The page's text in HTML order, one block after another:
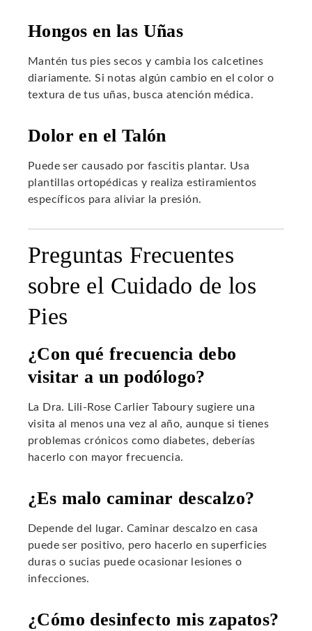
Hongos en las Uñas
Mantén tus pies secos y cambia los calcetines
diariamente. Si notas algún cambio en el color o
textura de tus uñas, busca atención médica.
Dolor en el Talón
Puede ser causado por fascitis plantar. Usa
plantillas ortopédicas y realiza estiramientos
específicos para aliviar la presión.
Preguntas Frecuentes
sobre el Cuidado de los
Pies
¿Con qué frecuencia debo
visitar a un podólogo?
La Dra. Lili-Rose Carlier Taboury sugiere una
visita al menos una vez al año, aunque si tienes
problemas crónicos como diabetes, deberías
hacerlo con mayor frecuencia.
¿Es malo caminar descalzo?
Depende del lugar. Caminar descalzo en casa
puede ser positivo, pero hacerlo en superficies
duras o sucias puede ocasionar lesiones o
infecciones.
¿Cómo desinfecto mis zapatos?